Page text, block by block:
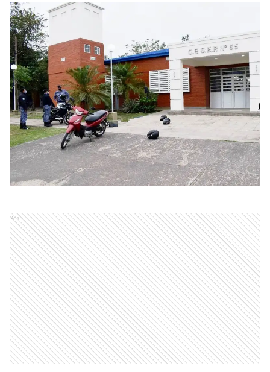
Ads